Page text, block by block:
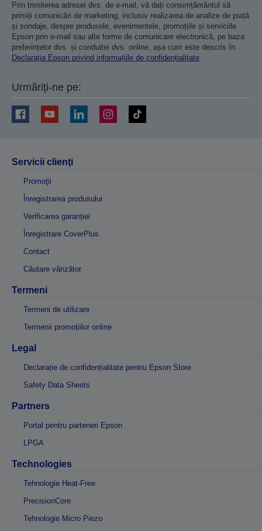
Prin trimiterea adresei dvs. de e-mail, vă dați consimțământul să
primiți comunicări de marketing, inclusiv realizarea de analize de piață
și sondaje, despre produsele, evenimentele, promoțiile și serviciile
Epson prin e-mail sau alte forme de comunicare electronică, pe baza
preferințelor dvs. și conduitei dvs. online, așa cum este descris în
Declarația Epson privind informațiile de confidențialitate
Urmăriți-ne pe:
Servicii clienţi
Promoţii
Înregistrarea produsului
Verificarea garanției
Înregistrare CoverPlus
Contact
Căutare vânzător
Termeni
Termeni de utilizare
Termenii promoțiilor online
Legal
Declarație de confidențialitate pentru Epson Store
Safety Data Sheets
Partners
Portal pentru parteneri Epson
LPGA
Technologies
Tehnologie Heat-Free
PrecisionCore
Tehnologie Micro Piezo